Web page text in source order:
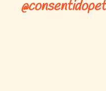
@consentidopet